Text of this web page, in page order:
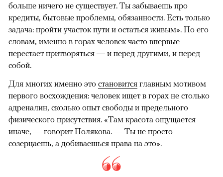
больше ничего не существует. Ты забываешь про
кредиты, бытовые проблемы, обязанности. Есть только
задача: пройти участок пути и остаться живым». По его
словам, именно в горах человек часто впервые
перестает притворяться — и перед другими, и перед
собой.
Для многих именно это становится главным мотивом
первого восхождения: человек ищет в горах не столько
адреналин, сколько опыт свободы и предельного
физического присутствия. «Там красота ощущается
иначе, — говорит Полякова. — Ты не просто
созерцаешь, а добиваешься права на это».